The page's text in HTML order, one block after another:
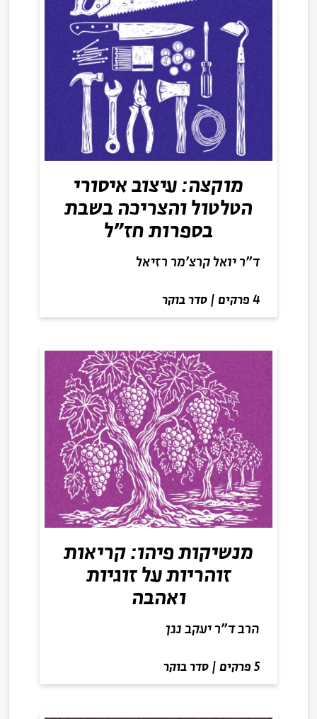
מוקצה: עיצוב איסורי
הטלטול והצריכה בשבת
בספרות חז"ל
ד"ר יואל קרצ'מר רזיאל
4 פרקים | סדר בוקר
מנשיקות פיהו: קריאות
זוהריות על זוגיות
ואהבה
הרב ד"ר יעקב נגן
5 פרקים | סדר בוקר